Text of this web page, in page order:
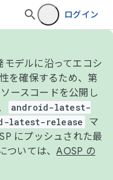
ログイン
デルに沿ってエコシ
を確保するため、第
ースコードを公開し
android-latest-
latest-release
マ
にプッシュされた最
ついては、AOSP の